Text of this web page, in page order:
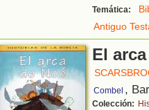
Temática:
Antiguo
El
Combel ,
Colección: